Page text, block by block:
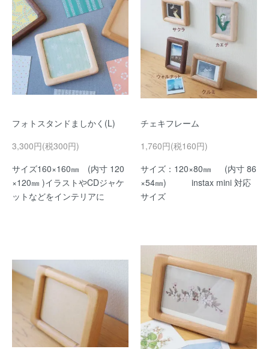
フォトスタンドましかく(L)
3,300円(税300円)
サイズ160×160㎜ (内寸 120
×120㎜ )イラストやCDジャケ
ットなどをインテリアに
チェキフレーム
1,760円(税160円)
サイズ：120×80㎜ (内寸 86
×54㎜) instax mini 対応
サイズ